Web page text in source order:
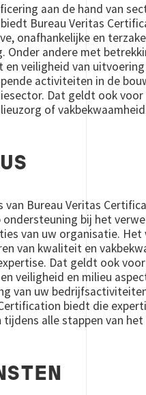
aan de hand van
Bureau Veritas
onafhankelijke en
Onder andere met
en veiligheid van uitvoering
activiteiten in de
Dat geldt ook voor
of
van Bureau Veritas
bij het
van uw organisatie.
van kwaliteit en
Dat geldt ook
veiligheid en milieu
van uw
biedt die
tijdens alle stappen van het